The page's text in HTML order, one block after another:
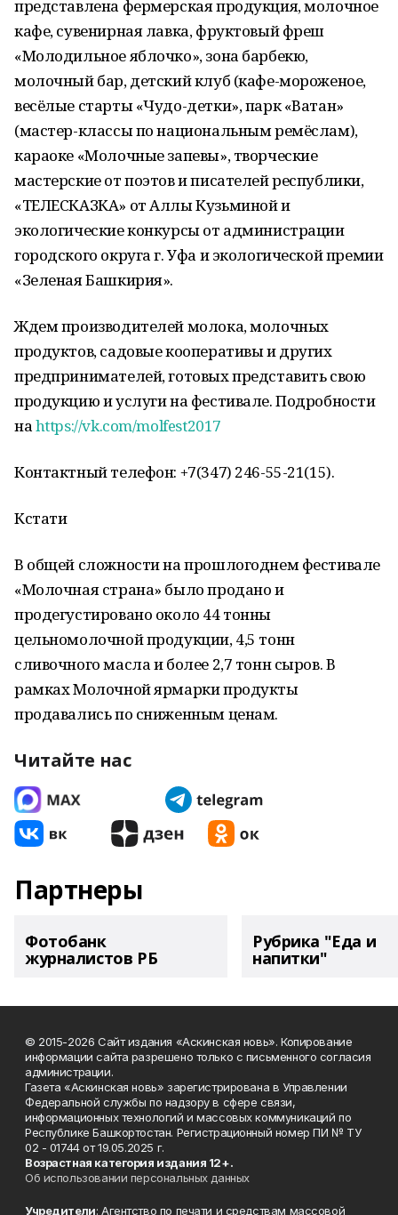
представлена фермерская продукция, молочное
кафе, сувенирная лавка, фруктовый фреш
«Молодильное яблочко», зона барбекю,
молочный бар, детский клуб (кафе-мороженое,
весёлые старты «Чудо-детки», парк «Ватан»
(мастер-классы по национальным ремёслам),
караоке «Молочные запевы», творческие
мастерские от поэтов и писателей республики,
«ТЕЛЕСКАЗКА» от Аллы Кузьминой и
экологические конкурсы от администрации
городского округа г. Уфа и экологической премии
«Зеленая Башкирия».
Ждем производителей молока, молочных
продуктов, садовые кооперативы и других
предпринимателей, готовых представить свою
продукцию и услуги на фестивале. Подробности
наhttps://vk.com/molfest2017
Контактный телефон: +7(347) 246-55-21(15).
Кстати
В общей сложности на прошлогоднем фестивале
«Молочная страна» было продано и
продегустировано около 44 тонны
цельномолочной продукции, 4,5 тонн
сливочного масла и более 2,7 тонн сыров. В
рамках Молочной ярмарки продукты
продавались по сниженным ценам.
Читайте нас
Партнеры
Фотобанк
журналистов РБ
Рубрика "Еда и
напитки"
© 2015-2026 Сайт издания «Аскинская новь». Копирование
информации сайта разрешено только с письменного согласия
администрации.
Газета «Аскинская новь» зарегистрирована в Управлении
Федеральной службы по надзору в сфере связи,
информационных технологий и массовых коммуникаций по
Республике Башкортостан. Регистрационный номер ПИ № ТУ
02 - 01744 от 19.05.2025 г.
Возрастная категория издания 12+.
Об использовании персональных данных
Учредители: Агентство по печати и средствам массовой